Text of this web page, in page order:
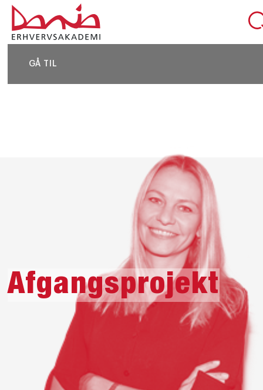
GÅ TIL
DEL SIDEN
Afgangsprojekt